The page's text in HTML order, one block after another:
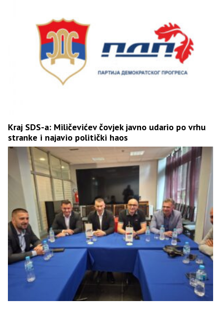
Kraj SDS-a: Miličevićev čovjek javno udario po vrhu
stranke i najavio politički haos